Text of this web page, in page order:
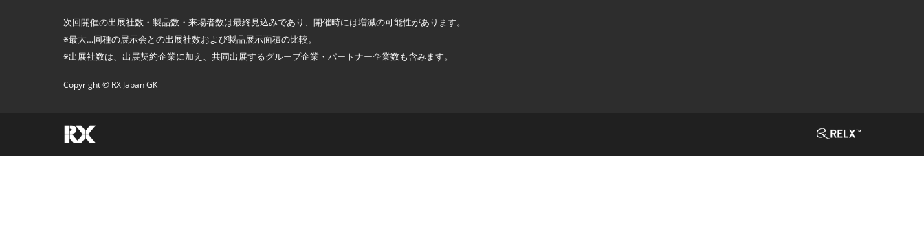
次回開催の出展社数・製品数・来場者数は最終見込みであり、開催時には増減の可能性があります。
※最大…同種の展示会との出展社数および製品展示面積の比較。
※出展社数は、出展契約企業に加え、共同出展するグループ企業・パートナー企業数も含みます。
Copyright © RX Japan GK